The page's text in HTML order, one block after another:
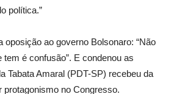
política.”
oposição ao governo Bolsonaro: “Não
é confusão”. E condenou as
Tabata Amaral (PDT-SP) recebeu da
protagonismo no Congresso.